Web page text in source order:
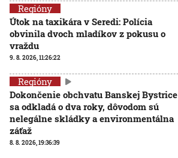
Regióny
Útok na taxikára v Seredi: Polícia
obvinila dvoch mladíkov z pokusu o
vraždu
9. 8. 2026, 11:26:22
Regióny
Dokončenie obchvatu Banskej Bystrice
sa odkladá o dva roky, dôvodom sú
nelegálne skládky a environmentálna
záťaž
8. 8. 2026, 19:36:39